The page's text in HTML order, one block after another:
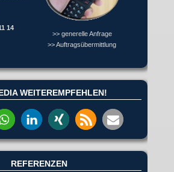
14
>> generelle Anfrage
>> Auftragsübermittlung
WEITEREMPFEHLEN!
REFERENZEN